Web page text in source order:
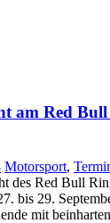
am Red
Motorsport,
des Red Bull
bis 29.
mit